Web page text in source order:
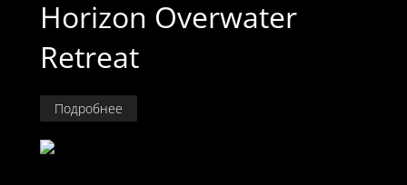
Horizon Overwater
Retreat
Подробнее